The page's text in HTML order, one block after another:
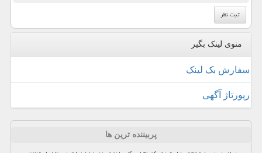
منوی لینک بگیر
سفارش بک لینک
رپورتاژ آگهی
پربیننده ترین ها